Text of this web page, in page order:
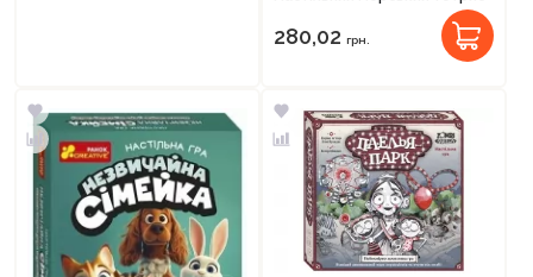
280,02 грн.